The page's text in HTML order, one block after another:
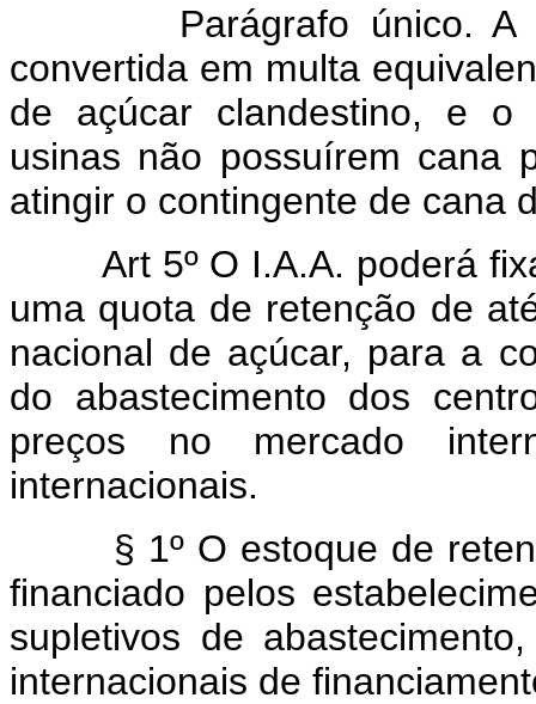
Parágrafo único. A
convertida em multa
de açúcar clandestino, e o
usinas não possuírem cana
atingir o contingente de cana
Art 5º O I.A.A. poderá
uma quota de retenção de
nacional de açúcar, para a
do abastecimento dos
preços no mercado
internacionais.
§ 1º O estoque de
financiado pelos
supletivos de
internacionais de